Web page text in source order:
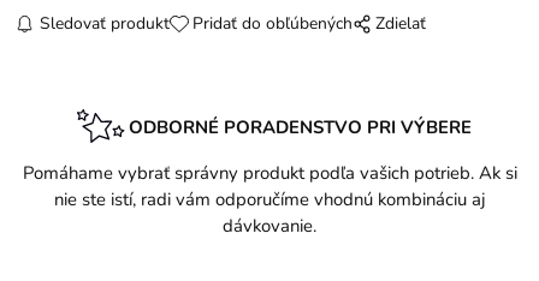
Sledovať produkt Pridať do obľúbených Zdielať
ODBORNÉ PORADENSTVO PRI VÝBERE
Pomáhame vybrať správny produkt podľa vašich potrieb. Ak si
nie ste istí, radi vám odporučíme vhodnú kombináciu aj
dávkovanie.